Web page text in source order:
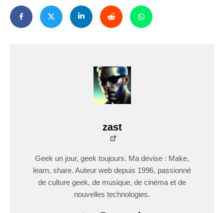
zast
Geek un jour, geek toujours. Ma devise : Make,
learn, share. Auteur web depuis 1996, passionné
de culture geek, de musique, de cinéma et de
nouvelles technologies.